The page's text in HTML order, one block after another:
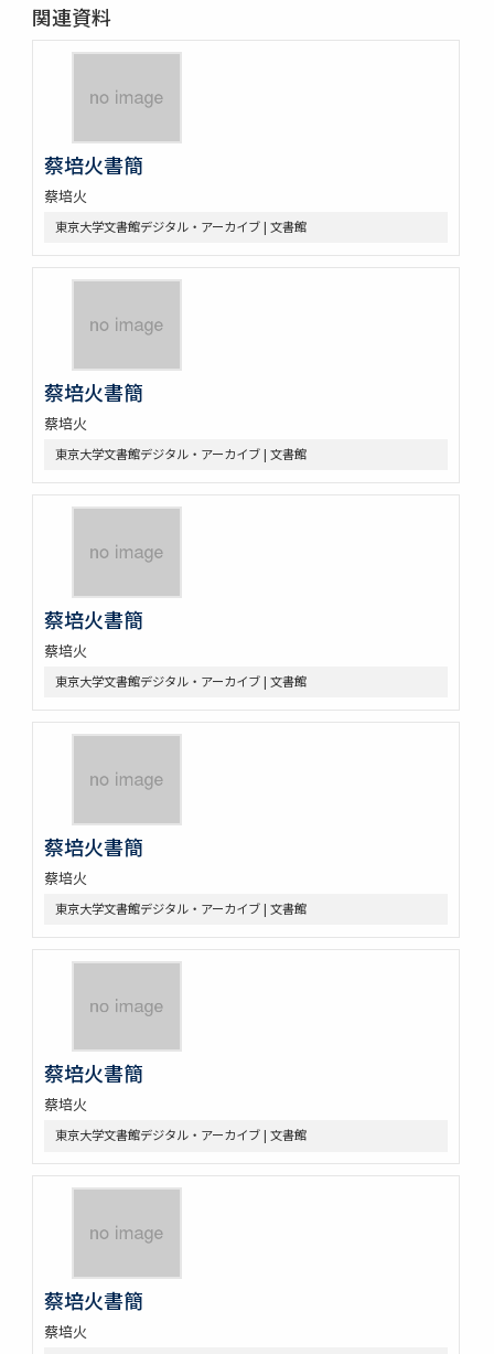
関連資料
蔡培火書簡
蔡培火
東京大学文書館デジタル・アーカイブ | 文書館
蔡培火書簡
蔡培火
東京大学文書館デジタル・アーカイブ | 文書館
蔡培火書簡
蔡培火
東京大学文書館デジタル・アーカイブ | 文書館
蔡培火書簡
蔡培火
東京大学文書館デジタル・アーカイブ | 文書館
蔡培火書簡
蔡培火
東京大学文書館デジタル・アーカイブ | 文書館
蔡培火書簡
蔡培火